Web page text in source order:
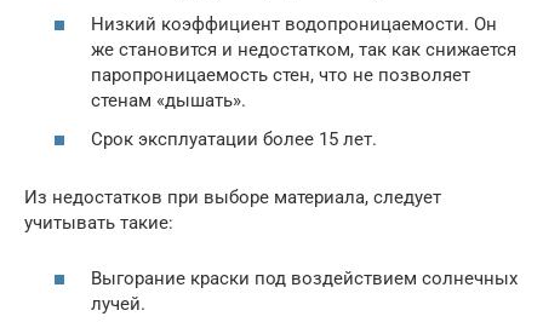
Низкий коэффициент водопроницаемости. Он
же становится и недостатком, так как снижается
паропроницаемость стен, что не позволяет
стенам «дышать».
Срок эксплуатации более 15 лет.
Из недостатков при выборе материала, следует
учитывать такие:
Выгорание краски под воздействием солнечных
лучей.